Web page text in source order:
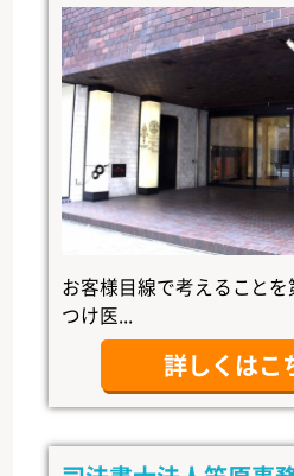
お客様目線で考えること
つけ医...
詳しくはこ